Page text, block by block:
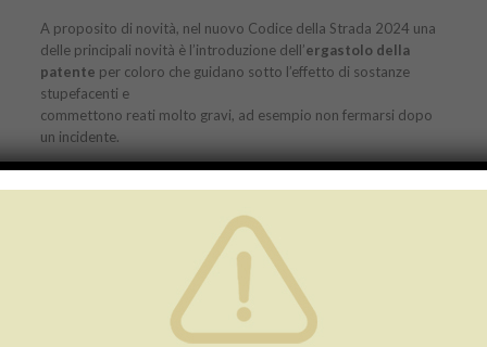
A proposito di novità, nel nuovo Codice della Strada 2024 una
delle principali novità è l’introduzione dell’ergastolo della
patente per coloro che guidano sotto l’effetto di sostanze
stupefacenti e
commettono reati molto gravi, ad esempio non fermarsi dopo
un incidente.
D’ora in poi sulle strade bisognerà fare ancora piùattenzione
riguardano tutti gli utenti della strada, automobilisti in primis!
questo numero:
Beata gioventù: l’allegria contagiosa di Elia
Autodemolizioni e lo sport pistoiese
Le novità del Codice della Strada